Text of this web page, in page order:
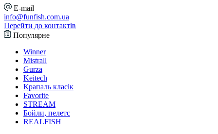
E-mail
info@funfish.com.ua
Перейти до контактів
Популярне
Winner
Mistrall
Gurza
Keitech
Крапаль класік
Favorite
STREAM
Бойли, пелетс
REALFISH